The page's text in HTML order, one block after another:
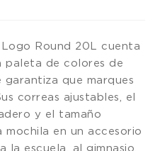
Round 20L cuenta
paleta de colores de
que marques
correas ajustables, el
y el tamaño
en un accesorio
la escuela, al gimnasio,